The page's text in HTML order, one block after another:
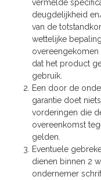
vermelde
deugdelijkheid
van de
wettelijke
overeengekomen
dat het product
gebruik.
Een door de
garantie doet
vorderingen die
overeenkomst
gelden.
Eventuele
dienen binnen 2
ondernemer